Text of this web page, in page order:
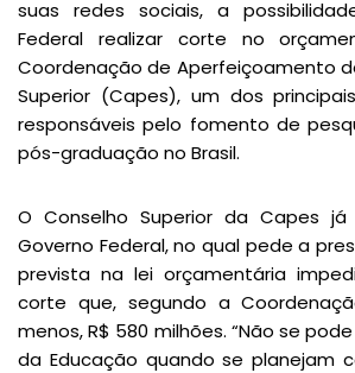
suas redes sociais, a
Federal realizar corte no
Coordenação de Aperfeiçoamento
Superior (Capes), um dos
responsáveis pelo fomento de
pós-graduação no Brasil.
O Conselho Superior da Capes
Governo Federal, no qual pede a
prevista na lei orçamentária
corte que, segundo a
menos, R$ 580 milhões. “Não se
da Educação quando se planejam